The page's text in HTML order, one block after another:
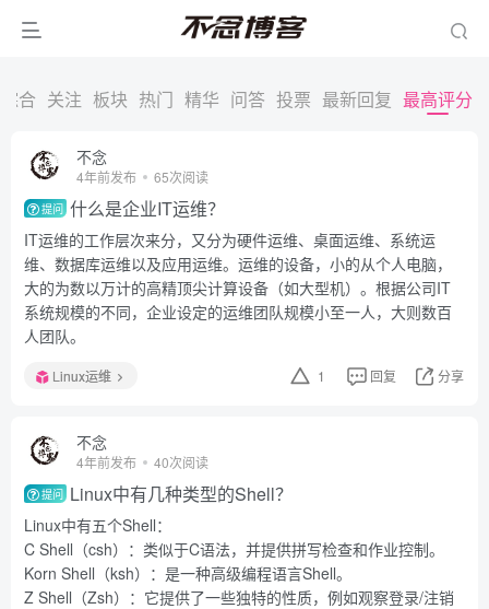
综合 关注 板块 热门 精华 问答 投票 最新回复 最高评分
不念
4年前发布 65次阅读
提问 什么是企业IT运维？
IT运维的工作层次来分，又分为硬件运维、桌面运维、系统运
维、数据库运维以及应用运维。运维的设备，小的从个人电脑，
大的为数以万计的高精顶尖计算设备（如大型机）。根据公司IT
系统规模的不同，企业设定的运维团队规模小至一人，大则数百
人团队。
Linux运维 1 回复 分享
不念
4年前发布 40次阅读
提问 Linux中有几种类型的Shell？
Linux中有五个Shell：
C Shell（csh）：类似于C语法，并提供拼写检查和作业控制。
Korn Shell（ksh）：是一种高级编程语言Shell。
Z Shell（Zsh）：它提供了一些独特的性质，例如观察登录/注销